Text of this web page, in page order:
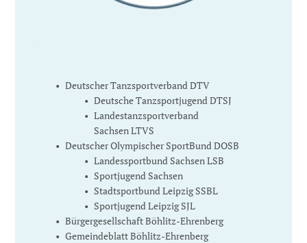
Deutscher Tanzsportverband DTV
Deutsche Tanzsportjugend DTSJ
Landestanzsportverband
Sachsen LTVS
Deutscher Olympischer SportBund DOSB
Landessportbund Sachsen LSB
Sportjugend Sachsen
Stadtsportbund Leipzig SSBL
Sportjugend Leipzig SJL
Bürgergesellschaft Böhlitz-Ehrenberg
Gemeindeblatt Böhlitz-Ehrenberg